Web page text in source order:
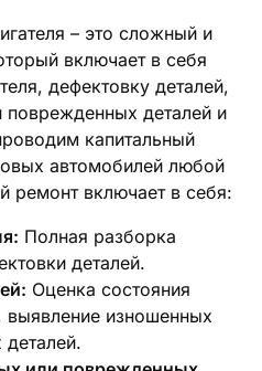
– это сложный и
включает в себя
дефектовку деталей,
деталей и
капитальный
автомобилей любой
ремонт включает в себя:
Полная разборка
деталей.
Оценка состояния
выявление изношенных